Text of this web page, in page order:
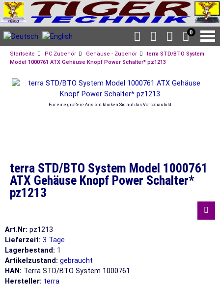
0
Startseite PC Zubehör Gehäuse - Zubehör
terra STD/BTO System
Model 1000761 ATX Gehäuse Knopf Power Schalter* pz1213
Für eine größere Ansicht klicken Sie auf das Vorschaubild
terra STD/BTO System Model 1000761
ATX Gehäuse Knopf Power Schalter*
pz1213
Art.Nr: pz1213
Lieferzeit: 3 Tage
Lagerbestand: 1
Artikelzustand: gebraucht
HAN: Terra STD/BTO System 1000761
Hersteller: terra